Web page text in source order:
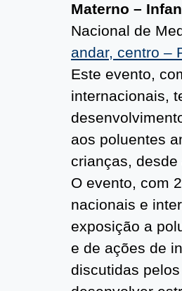
Materno –
Nacional de
andar, centro –
Este evento,
internacionais,
aos poluentes
crianças,
O evento, com
nacionais e
exposição a
e de ações de
discutidas